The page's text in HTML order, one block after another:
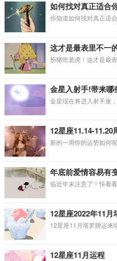
如何找对真正适合
你知道如何找对真正适
这才是最表里不一
扮猪吃老虎！这才是最
金星入射手!带来哪
金星现在将进入射手座
12星座11.14-11.20
新的一周你的运势如何
年底前爱情容易有
临近年末注意了！快看
12星座2022年11月
12星座11月塔罗牌运来
12星座11月运程